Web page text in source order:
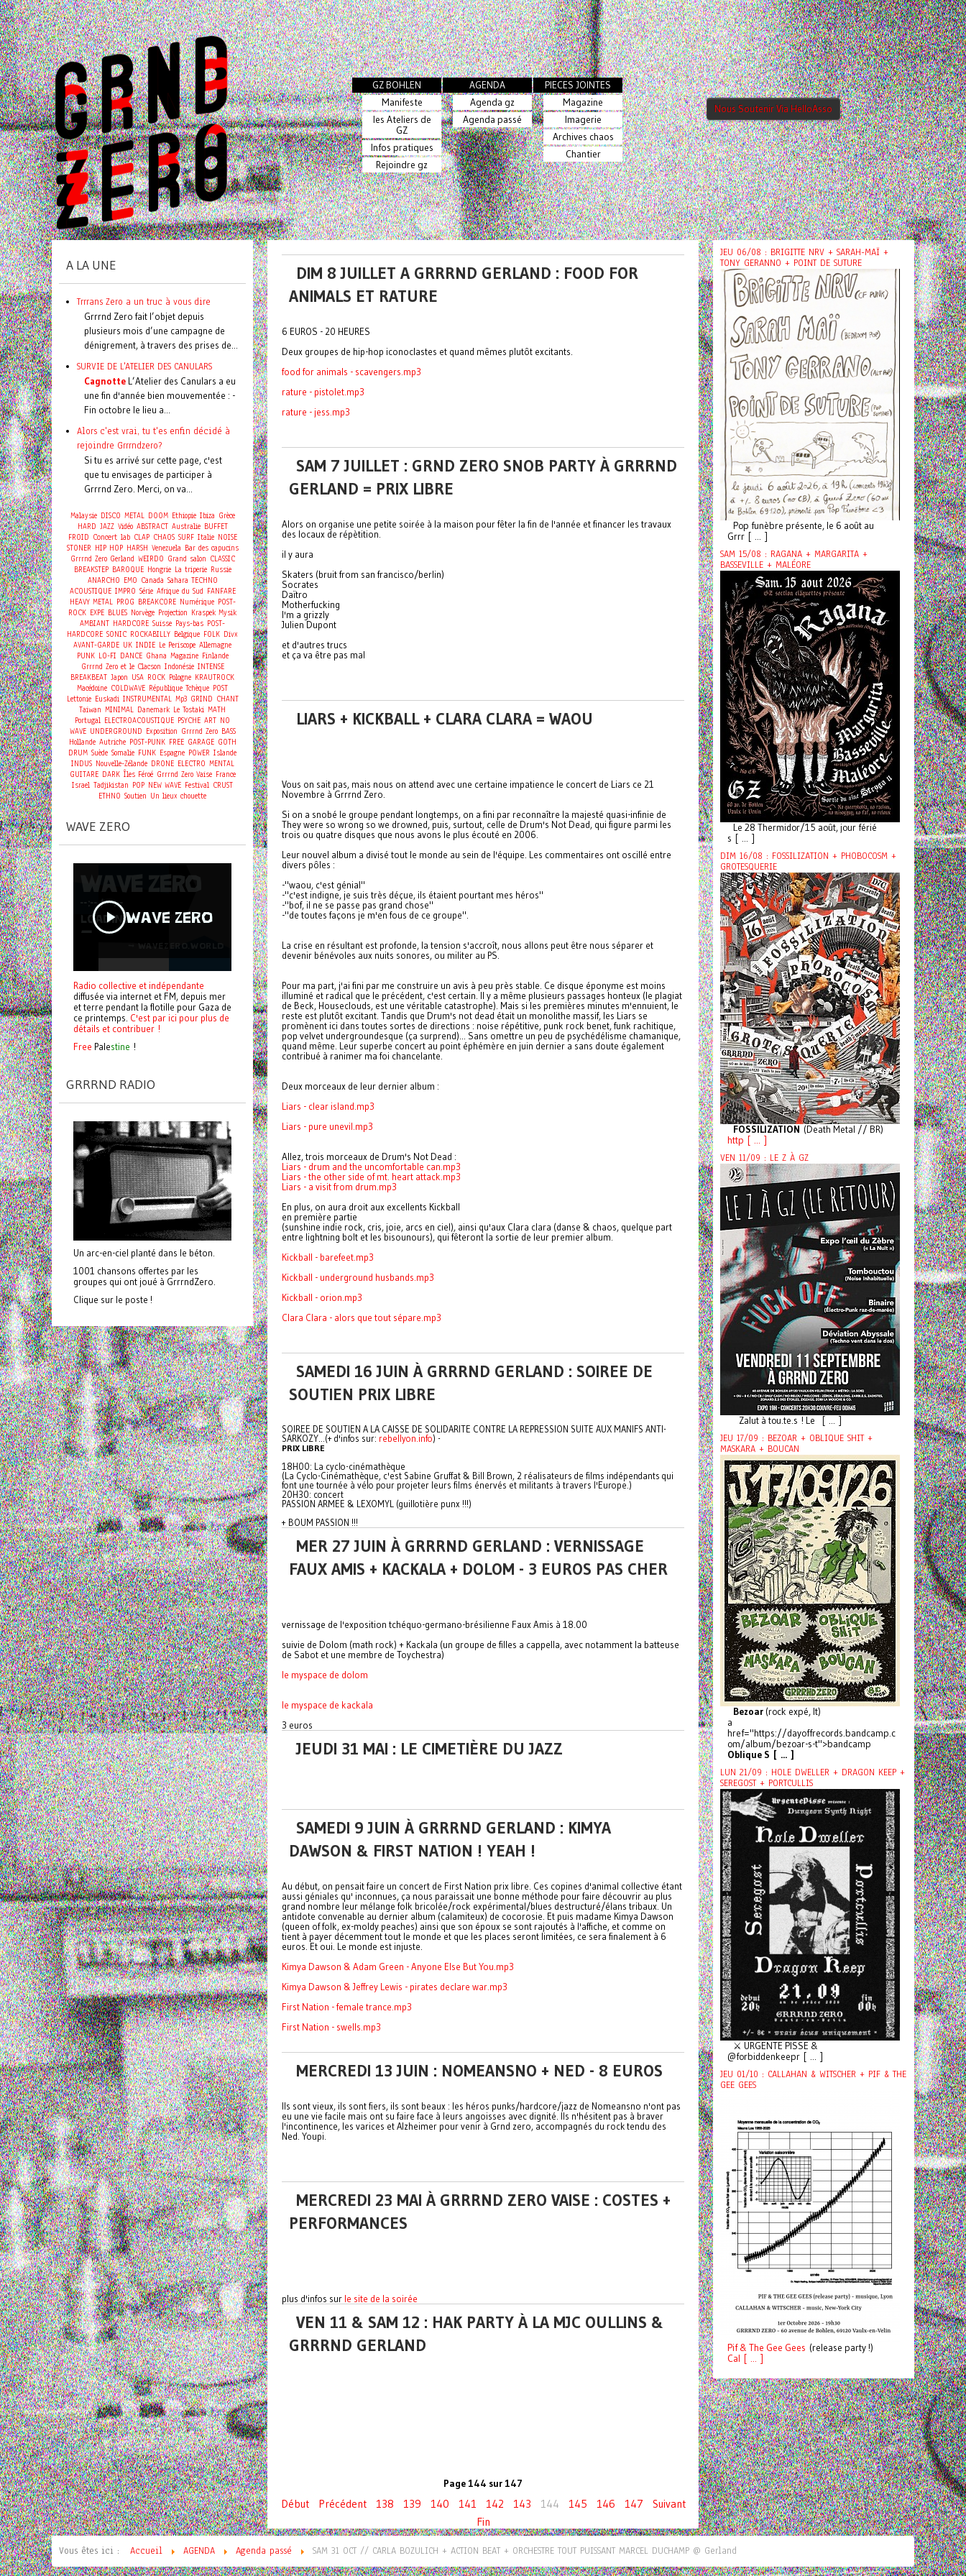
GZ BOHLEN
Manifeste
les Ateliers de
GZ
Infos pratiques
Rejoindre gz
AGENDA
Agenda gz
Agenda passé
PIECES JOINTES
Magazine
Imagerie
Archives chaos
Chantier
Nous Soutenir Via HelloAsso
DIM 8 JUILLET A GRRRND GERLAND : FOOD FOR
ANIMALS ET RATURE
6 EUROS - 20 HEURES
Deux groupes de hip-hop iconoclastes et quand mêmes plutôt excitants.
food for animals - scavengers.mp3
rature - pistolet.mp3
rature - jess.mp3
SAM 7 JUILLET : GRND ZERO SNOB PARTY À GRRRND
GERLAND = PRIX LIBRE
Alors on organise une petite soirée à la maison pour fêter la fin de l'année et financer les travaux
des locaux de répètition.
il y aura
Skaters (bruit from san francisco/berlin)
Socrates
Daïtro
Motherfucking
I'm a grizzly
Julien Dupont
et d'autres trucs
et ça va être pas mal
LIARS + KICKBALL + CLARA CLARA = WAOU
Vous on sait pas, mais nous on attend avec une certaine impatience le concert de Liars ce 21
Novembre à Grrrnd Zero.
Si on a snobé le groupe pendant longtemps, on a fini par reconnaître la majesté quasi-infinie de
They were so wrong so we drowned, puis, surtout, celle de Drum's Not Dead, qui figure parmi les
trois ou quatre disques que nous avons le plus écouté en 2006.
Leur nouvel album a divisé tout le monde au sein de l'équipe. Les commentaires ont oscillé entre
divers pôles :
-"waou, c'est génial"
-"c'est indigne, je suis très déçue, ils étaient pourtant mes héros"
-"bof, il ne se passe pas grand chose"
-"de toutes façons je m'en fous de ce groupe".
La crise en résultant est profonde, la tension s'accroît, nous allons peut être nous séparer et
devenir bénévoles aux nuits sonores, ou militer au PS.
Pour ma part, j'ai fini par me construire un avis à peu près stable. Ce disque éponyme est moins
illuminé et radical que le précédent, c'est certain. Il y a même plusieurs passages honteux (le plagiat
de Beck, Houseclouds, est une véritable catastrophe). Mais si les premières minutes m'ennuient, le
reste est plutôt excitant. Tandis que Drum's not dead était un monolithe massif, les Liars se
promènent ici dans toutes sortes de directions : noise répétitive, punk rock benet, funk rachitique,
pop velvet undergroundesque (ça surprend)... Sans omettre un peu de psychédélisme chamanique,
quand même. Leur superbe concert au point éphémère en juin dernier a sans doute également
contribué à ranimer ma foi chancelante.
Deux morceaux de leur dernier album :
Liars - clear island.mp3
Liars - pure unevil.mp3
Allez, trois morceaux de Drum's Not Dead :
Liars - drum and the uncomfortable can.mp3
Liars - the other side of mt. heart attack.mp3
Liars - a visit from drum.mp3
En plus, on aura droit aux excellents Kickball
en première partie
(sunshine indie rock, cris, joie, arcs en ciel), ainsi qu'aux Clara clara (danse & chaos, quelque part
entre lightning bolt et les bisounours), qui fêteront la sortie de leur premier album.
Kickball - barefeet.mp3
Kickball - underground husbands.mp3
Kickball - orion.mp3
Clara Clara - alors que tout sépare.mp3
SAMEDI 16 JUIN À GRRRND GERLAND : SOIREE DE
SOUTIEN PRIX LIBRE
SOIREE DE SOUTIEN A LA CAISSE DE SOLIDARITE CONTRE LA REPRESSION SUITE AUX MANIFS ANTI-
SARKOZY...(+ d'infos sur: rebellyon.info) -
PRIX LIBRE
18H00: La cyclo-cinémathèque
(La Cyclo-Cinémathèque, c'est Sabine Gruffat & Bill Brown, 2 réalisateurs de films indépendants qui
font une tournée à vélo pour projeter leurs films énervés et militants à travers l'Europe.)
20H30: concert
PASSION ARMEE & LEXOMYL (guillotière punx !!!)
+ BOUM PASSION !!!
MER 27 JUIN À GRRRND GERLAND : VERNISSAGE
FAUX AMIS + KACKALA + DOLOM - 3 EUROS PAS CHER
vernissage de l'exposition tchéquo-germano-brésilienne Faux Amis à 18.00
suivie de Dolom (math rock) + Kackala (un groupe de filles a cappella, avec notamment la batteuse
de Sabot et une membre de Toychestra)
le myspace de dolom
le myspace de kackala
3 euros
JEUDI 31 MAI : LE CIMETIÈRE DU JAZZ
SAMEDI 9 JUIN À GRRRND GERLAND : KIMYA
DAWSON & FIRST NATION ! YEAH !
Au début, on pensait faire un concert de First Nation prix libre. Ces copines d'animal collective étant
aussi géniales qu' inconnues, ça nous paraissait une bonne méthode pour faire découvrir au plus
grand nombre leur mélange folk bricolée/rock expérimental/blues destructuré/élans tribaux. Un
antidote convenable au dernier album (calamiteux) de cocorosie. Et puis madame Kimya Dawson
(queen of folk, ex-moldy peaches) ainsi que son époux se sont rajoutés à l'affiche, et comme on
tient à payer décemment tout le monde et que les places seront limitées, ce sera finalement à 6
euros. Et oui. Le monde est injuste.
Kimya Dawson & Adam Green - Anyone Else But You.mp3
Kimya Dawson & Jeffrey Lewis - pirates declare war.mp3
First Nation - female trance.mp3
First Nation - swells.mp3
MERCREDI 13 JUIN : NOMEANSNO + NED - 8 EUROS
Ils sont vieux, ils sont fiers, ils sont beaux : les héros punks/hardcore/jazz de Nomeansno n'ont pas
eu une vie facile mais ont su faire face à leurs angoisses avec dignité. Ils n'hésitent pas à braver
l'incontinence, les varices et Alzheimer pour venir à Grnd zero, accompagnés du rock tendu des
Ned. Youpi.
MERCREDI 23 MAI À GRRRND ZERO VAISE : COSTES +
PERFORMANCES
plus d'infos sur le site de la soirée
VEN 11 & SAM 12 : HAK PARTY À LA MJC OULLINS &
GRRRND GERLAND
Page 144 sur 147
Début Précédent 138 139 140 141 142 143 144 145 146 147
Suivant
Fin
A LA UNE
Trrrans Zero a un truc à vous dire
Grrrnd Zero fait l’objet depuis
plusieurs mois d’une campagne de
dénigrement, à travers des prises de...
SURVIE DE L'ATELIER DES CANULARS
Cagnotte L’Atelier des Canulars a eu
une fin d'année bien mouvementée : -
Fin octobre le lieu a...
Alors c'est vrai, tu t'es enfin décidé à
rejoindre Grrrndzero?
Si tu es arrivé sur cette page, c'est
que tu envisages de participer à
Grrrnd Zero. Merci, on va...
Malaysie DISCO METAL DOOM Ethiopie Ibiza Grèce
HARD JAZZ Vidéo ABSTRACT Australie BUFFET
FROID Concert lab CLAP CHAOS SURF Italie NOISE
STONER HIP HOP HARSH Venezuela Bar des capucins
Grrrnd Zero Gerland WEIRDO Grand salon CLASSIC
BREAKSTEP BAROQUE Hongrie La triperie Russie
ANARCHO EMO Canada Sahara TECHNO
ACOUSTIQUE IMPRO Série Afrique du Sud FANFARE
HEAVY METAL PROG BREAKCORE Numérique POST-
ROCK EXPE BLUES Norvège Projection Kraspek Mysik
AMBIANT HARDCORE Suisse Pays-bas POST-
HARDCORE SONIC ROCKABILLY Belgique FOLK Divx
AVANT-GARDE UK INDIE Le Periscope Allemagne
PUNK LO-FI DANCE Ghana Magazine Finlande
Grrrnd Zero et le Clacson Indonésie INTENSE
BREAKBEAT Japon USA ROCK Pologne KRAUTROCK
Macédoine COLDWAVE République Tchèque POST
Lettonie Euskadi INSTRUMENTAL Mp3 GRIND CHANT
Taiwan MINIMAL Danemark Le Tostaki MATH
Portugal ELECTROACOUSTIQUE PSYCHE ART NO
WAVE UNDERGROUND Exposition Grrrnd Zero BASS
Hollande Autriche POST-PUNK FREE GARAGE GOTH
DRUM Suède Somalie FUNK Espagne POWER Islande
INDUS Nouvelle-Zélande DRONE ELECTRO MENTAL
GUITARE DARK Îles Féroé Grrrnd Zero Vaise France
Israel Tadjikistan POP NEW WAVE Festival CRUST
ETHNO Soutien Un lieux chouette
WAVE ZERO
Radio collective et indépendante
diffusée via internet et FM, depuis mer
et terre pendant la flotille pour Gaza de
ce printemps. C'est par ici pour plus de
détails et contribuer !
Free Palestine !
GRRRND RADIO
Un arc-en-ciel planté dans le béton.
1001 chansons offertes par les
groupes qui ont joué à GrrrndZero.
Clique sur le poste !
JEU 06/08 : BRIGITTE NRV + SARAH-MAÏ +
TONY GERANNO + POINT DE SUTURE
Pop funèbre présente, le 6 août au
Grrr [ ... ]
SAM 15/08 : RAGANA + MARGARITA +
BASSEVILLE + MALÉORE
Le 28 Thermidor/15 août, jour férié
s [ ... ]
DIM 16/08 : FOSSILIZATION + PHOBOCOSM +
GROTESQUERIE
FOSSILIZATION (Death Metal // BR)
http [ ... ]
VEN 11/09 : LE Z À GZ
Zalut à tou.te.s ! Le [ ... ]
JEU 17/09 : BEZOAR + OBLIQUE SHIT +
MASKARA + BOUCAN
Bezoar (rock expé, It)
a
href="https://dayoffrecords.bandcamp.c
om/album/bezoar-s-t">bandcamp
Oblique S [ ... ]
LUN 21/09 : HOLE DWELLER + DRAGON KEEP +
SEREGOST + PORTCULLIS
⚔️ URGENTE PISSE &
@forbiddenkeepr [ ... ]
JEU 01/10 : CALLAHAN & WITSCHER + PIF & THE
GEE GEES
Pif& The Gee Gees (release party !)
Cal [ ... ]
Vous êtes ici : Accueil AGENDA Agenda passé SAM 31 OCT // CARLA BOZULICH + ACTION BEAT + ORCHESTRE TOUT PUISSANT MARCEL DUCHAMP @ Gerland